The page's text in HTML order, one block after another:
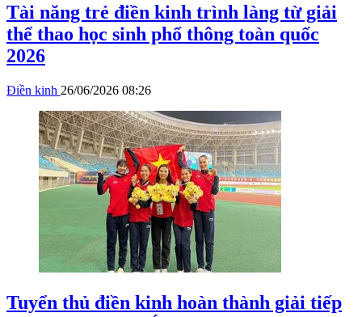
Tài năng trẻ điền kinh trình làng từ giải
thể thao học sinh phổ thông toàn quốc
2026
Điền kinh 26/06/2026 08:26
Tuyển thủ điền kinh hoàn thành giải tiếp